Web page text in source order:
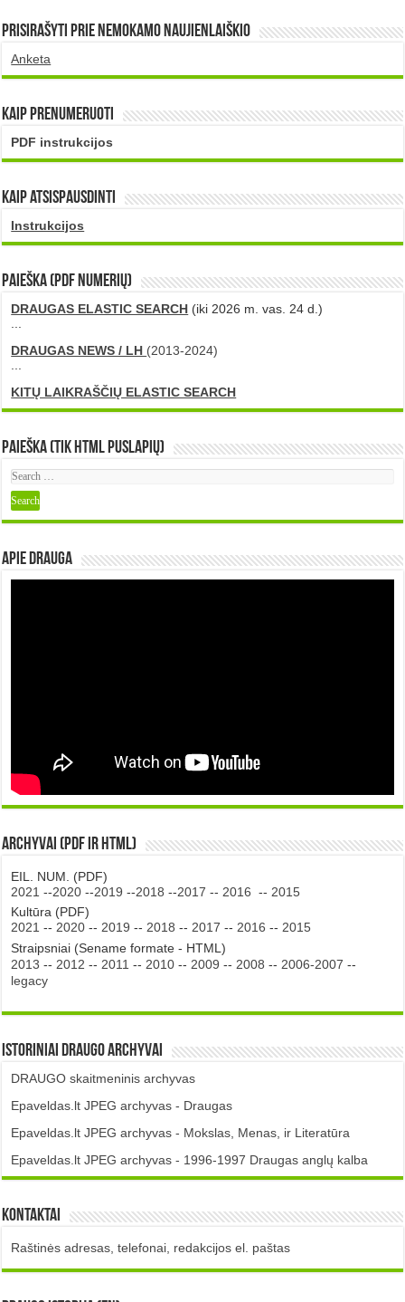
Prisirašyti prie nemokamo naujienlaiškio
Anketa
Kaip prenumeruoti
PDF instrukcijos
Kaip atsispausdinti
Instrukcijos
PAIEŠKA (PDF numerių)
DRAUGAS ELASTIC SEARCH (iki 2026 m. vas. 24 d.)
...
DRAUGAS NEWS / LH (2013-2024)
...
KITŲ LAIKRAŠČIŲ ELASTIC SEARCH
Paieška (tik HTML puslapių)
Apie DRAUGA
Archyvai (PDF ir HTML)
EIL. NUM. (PDF)
2021 --2020 --2019 --2018 --2017 -- 2016 -- 2015
Kultūra (PDF)
2021 -- 2020 -- 2019 -- 2018 -- 2017 -- 2016 -- 2015
Straipsniai (Sename formate - HTML)
2013 -- 2012 -- 2011 -- 2010 -- 2009 -- 2008 -- 2006-2007 --
legacy
Istoriniai DRAUGO Archyvai
DRAUGO skaitmeninis archyvas
Epaveldas.lt JPEG archyvas - Draugas
Epaveldas.lt JPEG archyvas - Mokslas, Menas, ir Literatūra
Epaveldas.lt JPEG archyvas - 1996-1997 Draugas anglų kalba
Kontaktai
Raštinės adresas, telefonai, redakcijos el. paštas